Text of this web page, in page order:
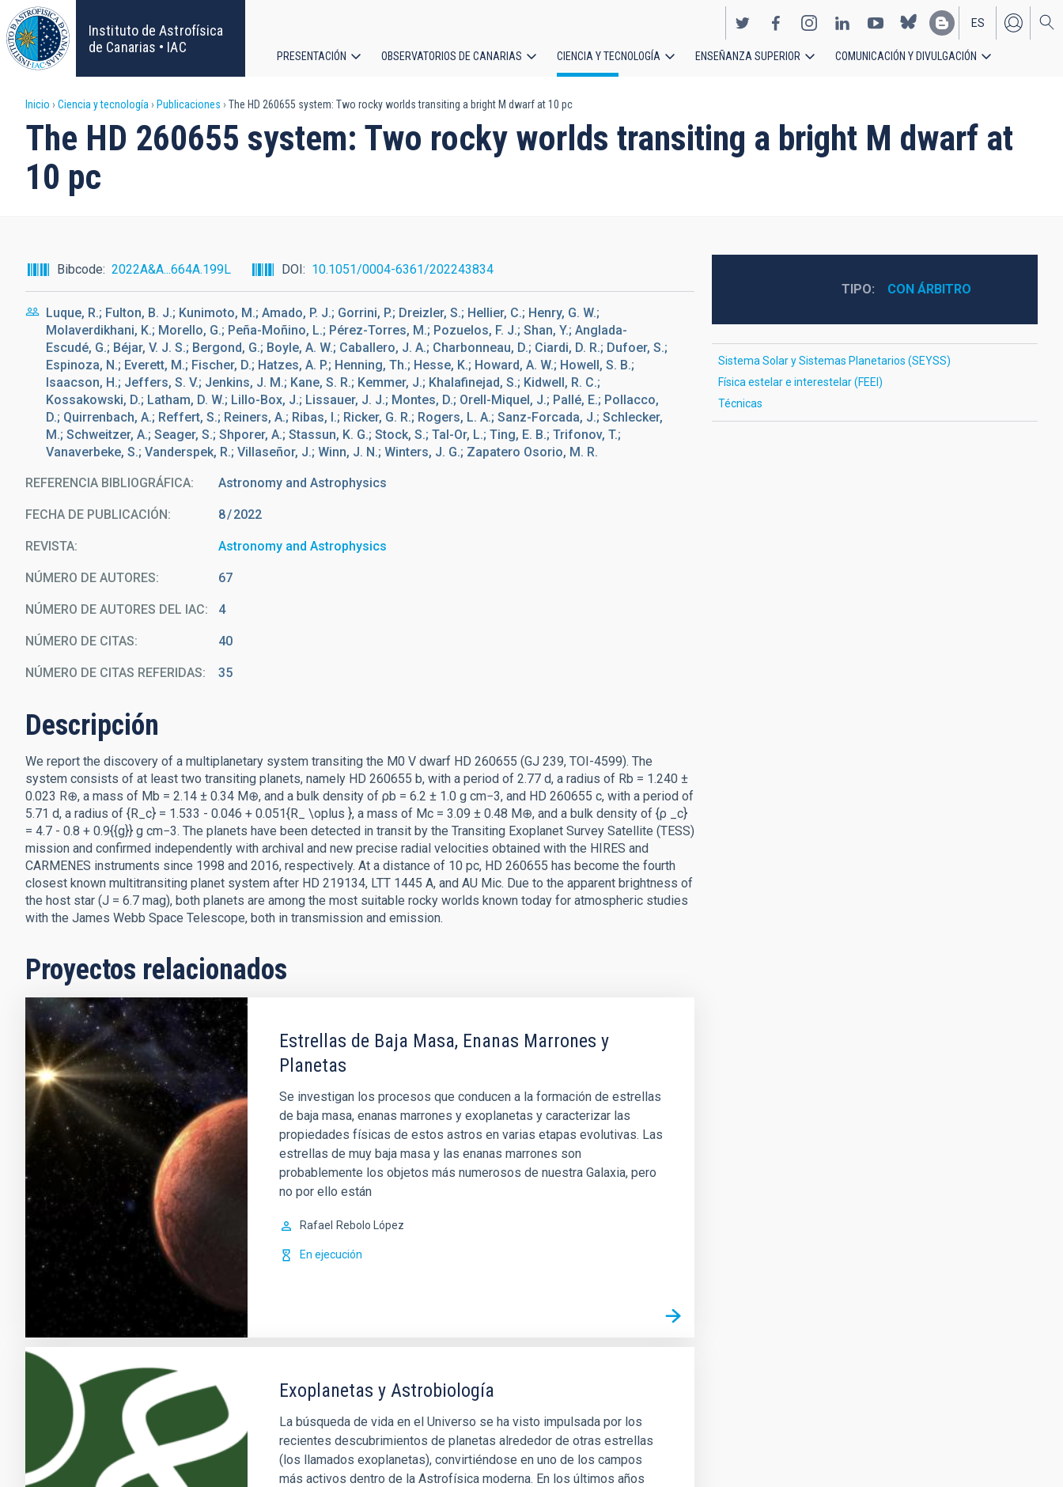
Pasar
al
contenido
principal
Instituto de Astrofísica
de Canarias • IAC
EN
ES
principal
PRESENTACIÓN OBSERVATORIOS DE CANARIAS CIENCIA Y TECNOLOGÍA ENSEÑANZA SUPERIOR COMUNICACIÓN Y DIVULGACIÓN
Sobrescribir
enlaces
de
a
la
navegación
Inicio Ciencia y tecnología Publicaciones The HD 260655 system: Two rocky worlds transiting a bright M dwarf at 10 pc
The HD 260655 system: Two rocky worlds transiting a bright M dwarf at
10 pc
Bibcode 2022A&A...664A.199L DOI 10.1051/0004-6361/202243834
Luque, R.; Fulton, B. J.; Kunimoto, M.; Amado, P. J.; Gorrini, P.; Dreizler, S.; Hellier, C.; Henry, G. W.;
Molaverdikhani, K.; Morello, G.; Peña-Moñino, L.; Pérez-Torres, M.; Pozuelos, F. J.; Shan, Y.; Anglada-
Escudé, G.; Béjar, V. J. S.; Bergond, G.; Boyle, A. W.; Caballero, J. A.; Charbonneau, D.; Ciardi, D. R.; Dufoer, S.;
Espinoza, N.; Everett, M.; Fischer, D.; Hatzes, A. P.; Henning, Th.; Hesse, K.; Howard, A. W.; Howell, S. B.;
Isaacson, H.; Jeffers, S. V.; Jenkins, J. M.; Kane, S. R.; Kemmer, J.; Khalafinejad, S.; Kidwell, R. C.;
Kossakowski, D.; Latham, D. W.; Lillo-Box, J.; Lissauer, J. J.; Montes, D.; Orell-Miquel, J.; Pallé, E.; Pollacco,
D.; Quirrenbach, A.; Reffert, S.; Reiners, A.; Ribas, I.; Ricker, G. R.; Rogers, L. A.; Sanz-Forcada, J.; Schlecker,
M.; Schweitzer, A.; Seager, S.; Shporer, A.; Stassun, K. G.; Stock, S.; Tal-Or, L.; Ting, E. B.; Trifonov, T.;
Vanaverbeke, S.; Vanderspek, R.; Villaseñor, J.; Winn, J. N.; Winters, J. G.; Zapatero Osorio, M. R.
REFERENCIA BIBLIOGRÁFICA Astronomy and Astrophysics
FECHA DE PUBLICACIÓN: 8 2022
REVISTA Astronomy and Astrophysics
NÚMERO DE AUTORES 67
NÚMERO DE AUTORES DEL IAC 4
NÚMERO DE CITAS 40
NÚMERO DE CITAS REFERIDAS 35
Descripción
We report the discovery of a multiplanetary system transiting the M0 V dwarf HD 260655 (GJ 239, TOI-4599). The
system consists of at least two transiting planets, namely HD 260655 b, with a period of 2.77 d, a radius of Rb = 1.240 ±
0.023 R⊕, a mass of Mb = 2.14 ± 0.34 M⊕, and a bulk density of ρb = 6.2 ± 1.0 g cm−3, and HD 260655 c, with a period of
5.71 d, a radius of {R_c} = 1.533 - 0.046 + 0.051{R_ \oplus }, a mass of Mc = 3.09 ± 0.48 M⊕, and a bulk density of {ρ _c}
= 4.7 - 0.8 + 0.9{{g}} g cm−3. The planets have been detected in transit by the Transiting Exoplanet Survey Satellite (TESS)
mission and confirmed independently with archival and new precise radial velocities obtained with the HIRES and
CARMENES instruments since 1998 and 2016, respectively. At a distance of 10 pc, HD 260655 has become the fourth
closest known multitransiting planet system after HD 219134, LTT 1445 A, and AU Mic. Due to the apparent brightness of
the host star (J = 6.7 mag), both planets are among the most suitable rocky worlds known today for atmospheric studies
with the James Webb Space Telescope, both in transmission and emission.
Proyectos relacionados
Estrellas de Baja Masa, Enanas Marrones y
Planetas
Se investigan los procesos que conducen a la formación de estrellas
de baja masa, enanas marrones y exoplanetas y caracterizar las
propiedades físicas de estos astros en varias etapas evolutivas. Las
estrellas de muy baja masa y las enanas marrones son
probablemente los objetos más numerosos de nuestra Galaxia, pero
no por ello están
Rafael Rebolo López
En ejecución
Exoplanetas y Astrobiología
La búsqueda de vida en el Universo se ha visto impulsada por los
recientes descubrimientos de planetas alrededor de otras estrellas
(los llamados exoplanetas), convirtiéndose en uno de los campos
más activos dentro de la Astrofísica moderna. En los últimos años
TIPO CON ÁRBITRO
Sistema Solar y Sistemas Planetarios (SEYSS)
Física estelar e interestelar (FEEI)
Técnicas